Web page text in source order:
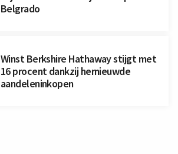
Belgrado
Winst Berkshire Hathaway stijgt met
16 procent dankzij hernieuwde
aandeleninkopen